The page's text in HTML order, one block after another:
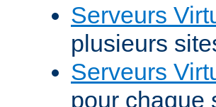
Serveurs
plusieurs
Serveurs
pour chaque